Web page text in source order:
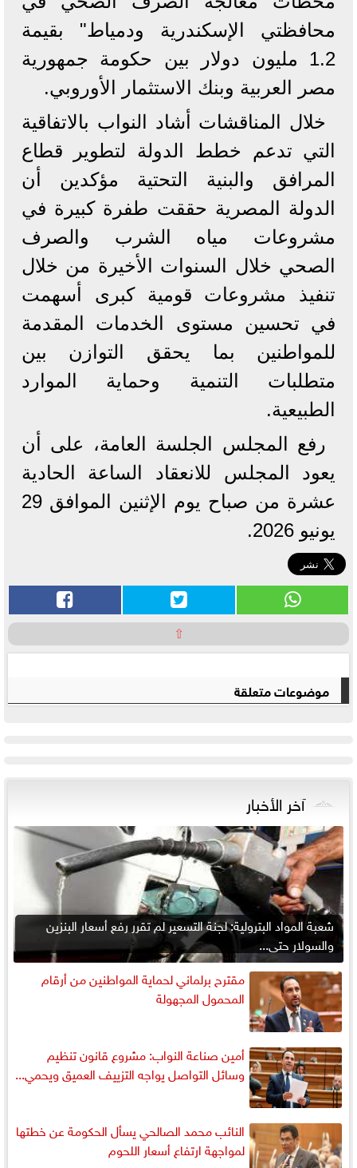
محافظتي الإسكندرية ودمياط" بقيمة
1.2 مليون دولار بين حكومة جمهورية
مصر العربية وبنك الاستثمار الأوروبي.
خلال المناقشات أشاد النواب بالاتفاقية
التي تدعم خطط الدولة لتطوير قطاع
المرافق والبنية التحتية مؤكدين أن
الدولة المصرية حققت طفرة كبيرة في
مشروعات مياه الشرب والصرف
الصحي خلال السنوات الأخيرة من خلال
تنفيذ مشروعات قومية كبرى أسهمت
في تحسين مستوى الخدمات المقدمة
للمواطنين بما يحقق التوازن بين
متطلبات التنمية وحماية الموارد
الطبيعية.
رفع المجلس الجلسة العامة، على أن
يعود المجلس للانعقاد الساعة الحادية
عشرة من صباح يوم الإثنين الموافق 29
يونيو 2026.
⇧
موضوعات متعلقة
آخر الأخبار
شعبة المواد البترولية: لجنة التسعير لم تقرر رفع أسعار البنزين
والسولار حتى...
مقترح برلماني لحماية المواطنين من أرقام
المحمول المجهولة
أمين صناعة النواب: مشروع قانون تنظيم
وسائل التواصل يواجه التزييف العميق ويحمي...
النائب محمد الصالحي يسأل الحكومة عن خطتها
لمواجهة ارتفاع أسعار اللحوم